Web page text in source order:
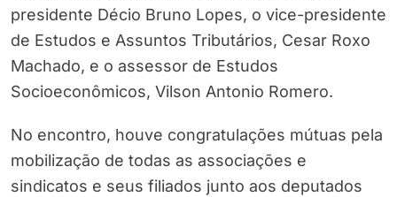
presidente Décio Bruno Lopes, o vice-presidente
de Estudos e Assuntos Tributários, Cesar Roxo
Machado, e o assessor de Estudos
Socioeconômicos, Vilson Antonio Romero.
No encontro, houve congratulações mútuas pela
mobilização de todas as associações e
sindicatos e seus filiados junto aos deputados